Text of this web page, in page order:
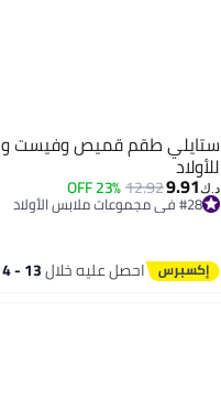
ستايلي طقم قميص وفيست
للأولاد
د.ك‏9.91
12.92
23% OFF #28 في مجموعات ملابس الأولاد
أقل سعر في 30 يوم
احصل عليه خلال13 - 14 اغسطس